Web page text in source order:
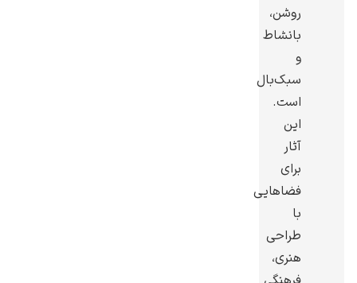
روشن،
بانشاط
و
سبک‌بال
است.
این
آثار
برای
فضاهایی
با
طراحی
هنری،